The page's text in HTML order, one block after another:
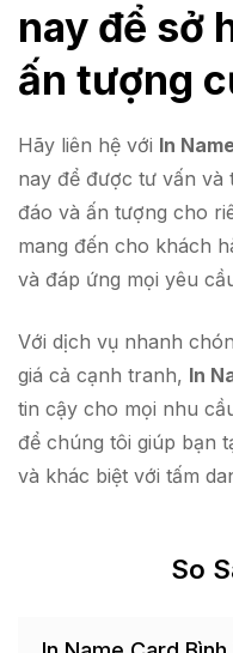
nay để sở
ấn tượng
Hãy liên hệ với In
nay để được tư vấn và
đáo và ấn tượng cho
mang đến cho khách
và đáp ứng mọi yêu
Với dịch vụ nhanh
giá cả cạnh tranh, In
tin cậy cho mọi nhu
để chúng tôi giúp bạn
và khác biệt với tấm
So